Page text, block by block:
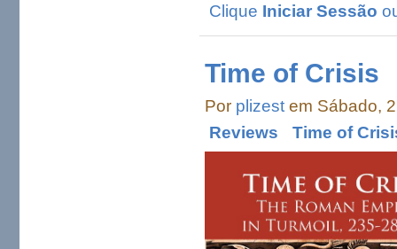
Clique Iniciar Sessão
Time of Crisis
Por plizest em Sábado,
Reviews
Time of